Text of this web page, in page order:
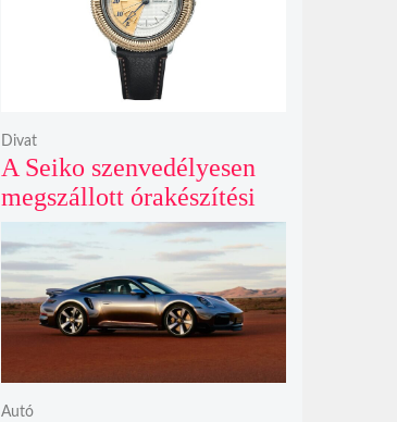
A Seiko szenvedélyesen
megszállott órakészítési
kiállítása végre Londonba
érkezik idén nyáron
Divat
Autó